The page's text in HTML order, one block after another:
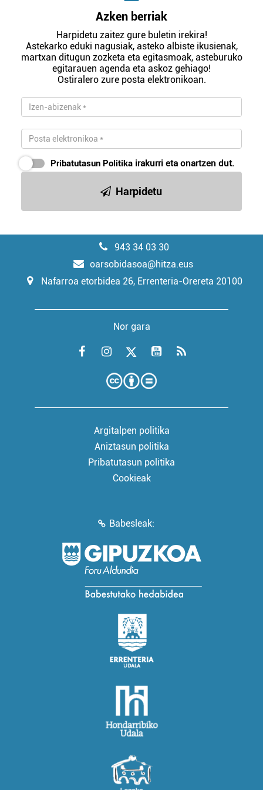
Azken berriak
Harpidetu zaitez gure buletin irekira!
Astekarko eduki nagusiak, asteko albiste ikusienak,
martxan ditugun zozketa eta egitasmoak, asteburuko
egitarauen agenda eta askoz gehiago!
Ostiralero zure posta elektronikoan.
Pribatutasun Politika irakurri eta onartzen dut.
Harpidetu
943 34 03 30
oarsobidasoa@hitza.eus
Nafarroa etorbidea 26, Errenteria-Orereta 20100
Nor gara
Argitalpen politika
Aniztasun politika
Pribatutasun politika
Cookieak
Babesleak: